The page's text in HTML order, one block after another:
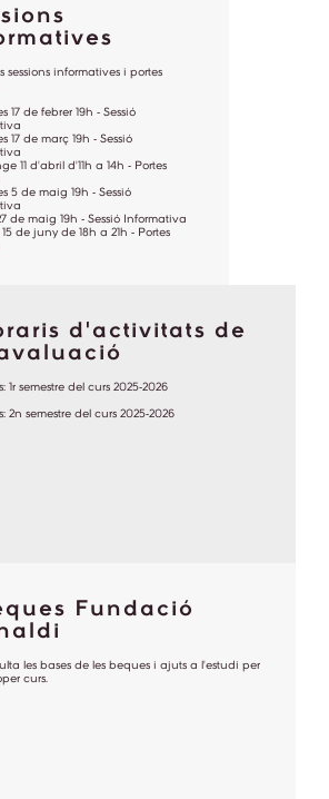
sessions informatives i portes
17 de febrer 19h - Sessió
17 de març 19h - Sessió
11 d'abril d'11h a 14h - Portes
5 de maig 19h - Sessió
de maig 19h - Sessió Informativa
de juny de 18h a 21h - Portes
d'activitats de
1r semestre del curs 2025-2026
2n semestre del curs 2025-2026
Fundació
les bases de les beques i ajuts a l'estudi per
curs.